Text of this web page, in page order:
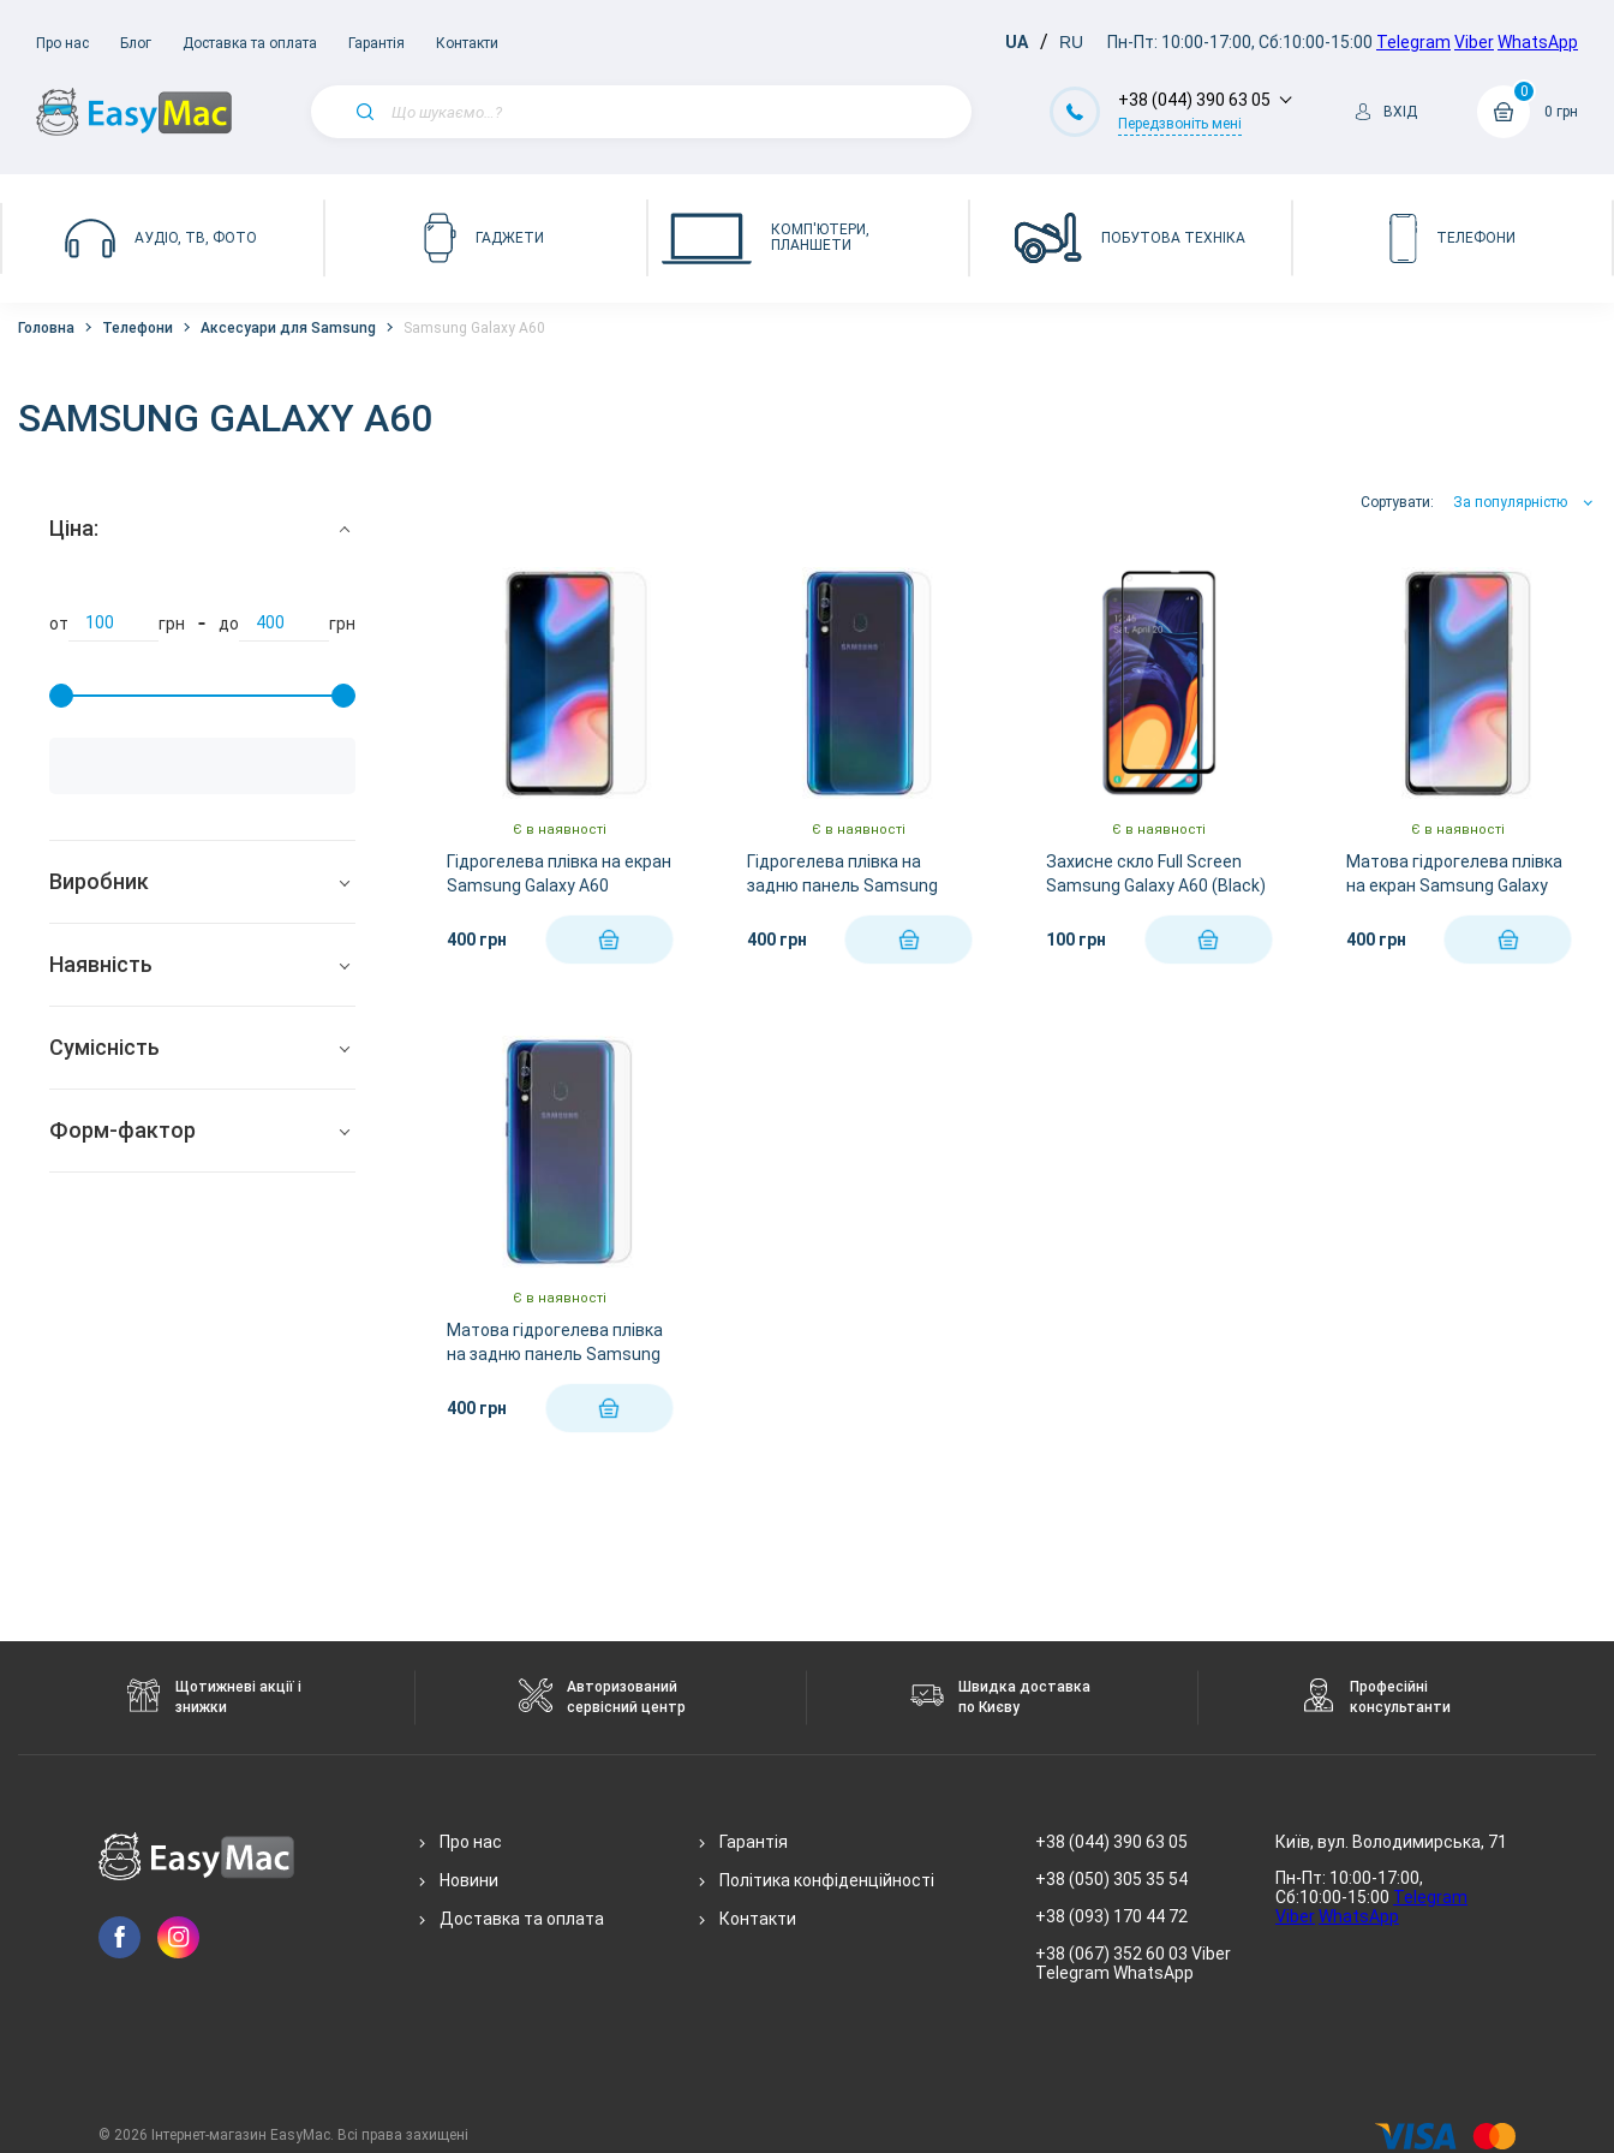
Про нас Блог Доставка та оплата Гарантія Контакти UA RU Пн-Пт: 10:00-17:00, Сб:10:00-15:00 Telegram ViberWhatsApp
+38 (044) 390 63 05
Передзвоніть мені
ВХІД
0
0 грн
АУДІО, ТВ, ФОТО ГАДЖЕТИ
КОМП'ЮТЕРИ,
ПЛАНШЕТИ
ПОБУТОВА ТЕХНІКА ТЕЛЕФОНИ
Головна Телефони Аксесуари для Samsung Samsung Galaxy A60
SAMSUNG GALAXY A60
Ціна:
от грн до грн
Виробник
Gelius
Наявність
В наявності
Сумісність
Форм-фактор
Сортувати: За популярністю
За популярністю
Є в наявності
Гідрогелева плівка на екран
Samsung Galaxy A60
400 грн КУПИТИ
Є в наявності
Гідрогелева плівка на
задню панель Samsung
400 грн
КУПИТИ
Є в наявності
Захисне скло Full Screen
Samsung Galaxy A60 (Black)
100 грн КУПИТИ
Є в наявності
Матова гідрогелева плівка
на екран Samsung Galaxy
400 грн
КУПИТИ
Є в наявності
Матова гідрогелева плівка
на задню панель Samsung
400 грн
КУПИТИ
Щотижневі акції і
знижки
Авторизований
сервісний центр
Швидка доставка
по Києву
Професійні
консультанти
Про нас
Новини
Доставка та оплата
Гарантія
Політика конфіденційності
Контакти
+38 (044) 390 63 05
+38 (050) 305 35 54
+38 (093) 170 44 72
+38 (067) 352 60 03 Viber
Telegram WhatsApp
Київ, вул. Володимирська, 71
Пн-Пт: 10:00-17:00,
Сб:10:00-15:00 Telegram
ViberWhatsApp
© 2026 Інтернет-магазин EasyMac. Всі права захищені